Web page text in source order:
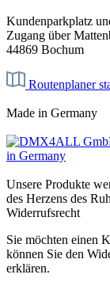
Kundenparkplatz
Zugang über
44869 Bochum
Routenplaner
Made in Germany
Unsere Produkte
des Herzens des
Widerrufsrecht
Sie möchten einen
können Sie den
erklären.